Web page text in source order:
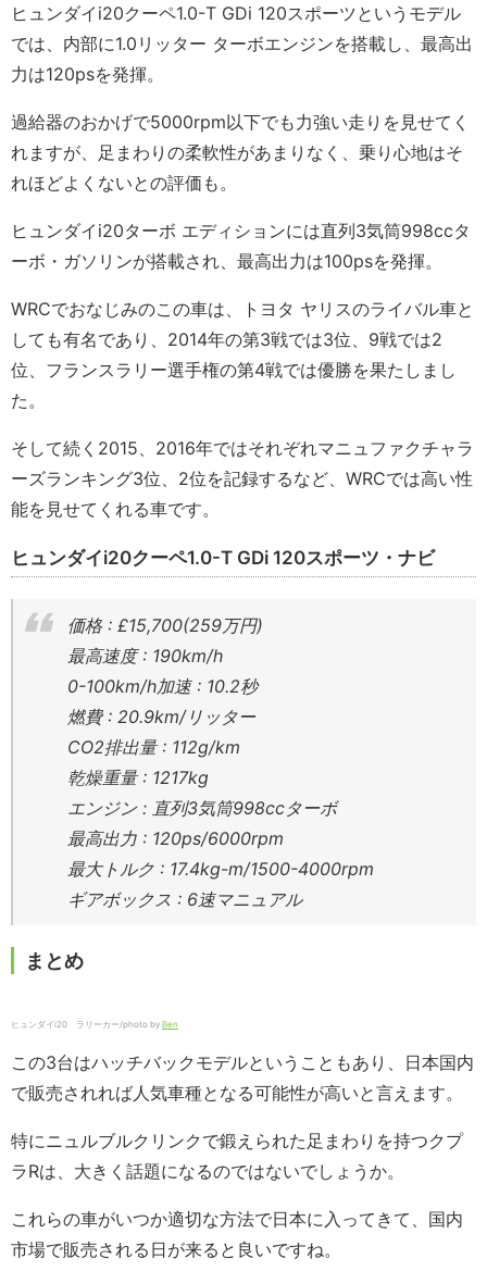
ヒュンダイi20クーペ1.0-T GDi 120スポーツというモデル
では、内部に1.0リッター ターボエンジンを搭載し、最高出
力は120psを発揮。
過給器のおかげで5000rpm以下でも力強い走りを見せてく
れますが、足まわりの柔軟性があまりなく、乗り心地はそ
れほどよくないとの評価も。
ヒュンダイi20ターボ エディションには直列3気筒998ccタ
ーボ・ガソリンが搭載され、最高出力は100psを発揮。
WRCでおなじみのこの車は、トヨタ ヤリスのライバル車と
しても有名であり、2014年の第3戦では3位、9戦では2
位、フランスラリー選手権の第4戦では優勝を果たしまし
た。
そして続く2015、2016年ではそれぞれマニュファクチャラ
ーズランキング3位、2位を記録するなど、WRCでは高い性
能を見せてくれる車です。
ヒュンダイi20クーペ1.0-T GDi 120スポーツ・ナビ
価格 : £15,700(259万円)
最高速度 : 190km/h
0-100km/h加速 : 10.2秒
燃費 : 20.9km/リッター
CO2排出量 : 112g/km
乾燥重量 : 1217kg
エンジン : 直列3気筒998ccターボ
最高出力 : 120ps/6000rpm
最大トルク : 17.4kg-m/1500-4000rpm
ギアボックス : 6速マニュアル
まとめ
ヒュンダイi20 ラリーカー/photo by Ben
この3台はハッチバックモデルということもあり、日本国内
で販売されれば人気車種となる可能性が高いと言えます。
特にニュルブルクリンクで鍛えられた足まわりを持つクプ
ラRは、大きく話題になるのではないでしょうか。
これらの車がいつか適切な方法で日本に入ってきて、国内
市場で販売される日が来ると良いですね。